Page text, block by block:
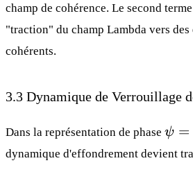
0
champ de cohérence. Le second
"traction" du champ Lambda vers des
cohérents.
3.3 Dynamique de Verrouillage
Dans la représentation de phase ψ =
ψ =
dynamique d'effondrement devient